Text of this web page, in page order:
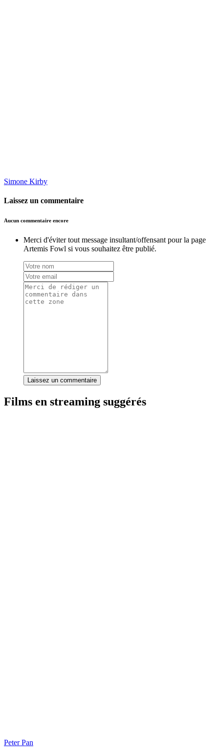
Simone Kirby
Laissez un commentaire
Aucun commentaire encore
Merci d'éviter tout message insultant/offensant pour la page
Artemis Fowl si vous souhaitez être publié.
Laissez un commentaire
Films en streaming suggérés
Peter Pan